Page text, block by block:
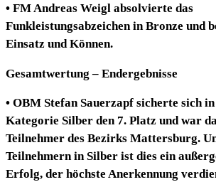
• FM Andreas Weigl absolvierte das
Funkleistungsabzeichen in Bronze und
Einsatz und Können.
Gesamtwertung – Endergebnisse
• OBM Stefan Sauerzapf sicherte sich
Kategorie Silber den 7. Platz und war
Teilnehmer des Bezirks Mattersburg.
Teilnehmern in Silber ist dies ein
Erfolg, der höchste Anerkennung